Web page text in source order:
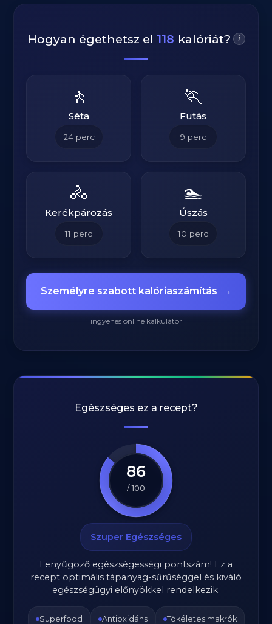
Hogyan égethetsz el 118 kalóriát? i
🚶
Séta
24perc
🏃
Futás
9 perc
🚴
Kerékpározás
11 perc
🏊
Úszás
10 perc
Személyre szabott kalóriaszámítás →
ingyenes online kalkulátor
Egészséges ez a recept?
86
/ 100
Szuper Egészséges
Lenyűgöző egészségességi pontszám! Ez a
recept optimális tápanyag-sűrűséggel és kiváló
egészségügyi előnyökkel rendelkezik.
Superfood Antioxidáns Tökéletes makrók